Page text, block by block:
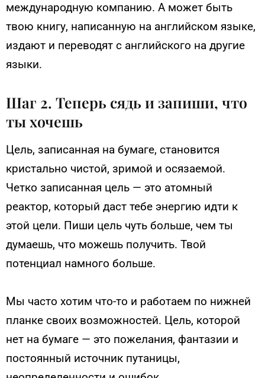
международную компанию. А может быть
твою книгу, написанную на английском языке,
издают и переводят с английского на другие
языки.
Шаг 2. Теперь сядь и запиши, что
ты хочешь
Цель, записанная на бумаге, становится
кристально чистой, зримой и осязаемой.
Четко записанная цель — это атомный
реактор, который даст тебе энергию идти к
этой цели. Пиши цель чуть больше, чем ты
думаешь, что можешь получить. Твой
потенциал намного больше.
Мы часто хотим что-то и работаем по нижней
планке своих возможностей. Цель, которой
нет на бумаге — это пожелания, фантазии и
постоянный источник путаницы,